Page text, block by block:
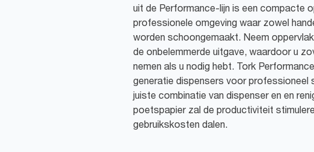
uit de Performance-lijn is een compacte
professionele omgeving waar zowel
worden schoongemaakt. Neem
de onbelemmerde uitgave, waardoor u
nemen als u nodig hebt. Tork
generatie dispensers voor professioneel
juiste combinatie van dispenser en en
poetspapier zal de productiviteit
gebruikskosten dalen.